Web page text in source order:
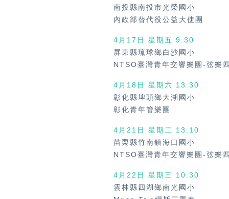
南投縣南投市光榮國小
內政部替代役公益大使團
4月17日 星期五 9:30
屏東縣琉球鄉白沙國小
NTSO臺灣青年交響樂團-弦樂
4月18日 星期六 13:30
彰化縣埤頭鄉大湖國小
彰化青年管樂團
4月21日 星期二 13:10
苗栗縣竹南鎮海口國小
NTSO臺灣青年交響樂團-弦樂
4月22日 星期三
10:30
雲林縣四湖鄉南光國小